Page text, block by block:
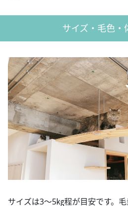
サイズ・毛色・
サイズは3～5㎏程が目安です。